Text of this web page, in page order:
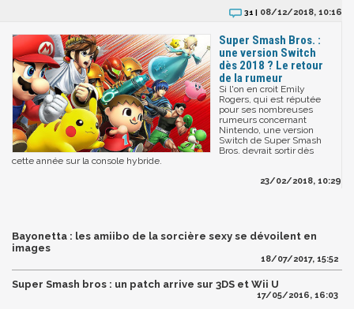
31 | 08/12/2018, 10:16
Super Smash Bros. :
une version Switch
dès 2018 ? Le retour
de la rumeur
Si l'on en croit Emily
Rogers, qui est réputée
pour ses nombreuses
rumeurs concernant
Nintendo, une version
Switch de Super Smash
Bros. devrait sortir dès
cette année sur la console hybride.
23/02/2018, 10:29
Bayonetta : les amiibo de la sorcière sexy se dévoilent en
images
18/07/2017, 15:52
Super Smash bros : un patch arrive sur 3DS et Wii U
17/05/2016, 16:03